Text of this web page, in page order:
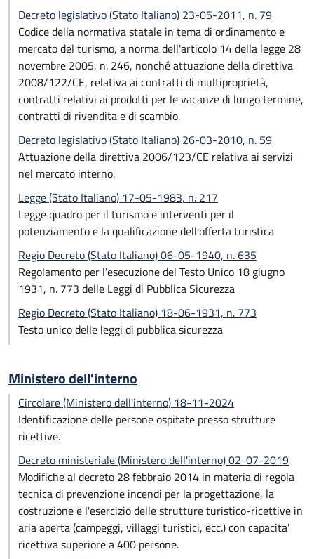
Decreto legislativo (Stato Italiano) 23-05-2011, n. 79
Codice della normativa statale in tema di ordinamento e
mercato del turismo, a norma dell'articolo 14 della legge 28
novembre 2005, n. 246, nonché attuazione della direttiva
2008/122/CE, relativa ai contratti di multiproprietà,
contratti relativi ai prodotti per le vacanze di lungo termine,
contratti di rivendita e di scambio.
Decreto legislativo (Stato Italiano) 26-03-2010, n. 59
Attuazione della direttiva 2006/123/CE relativa ai servizi
nel mercato interno.
Legge (Stato Italiano) 17-05-1983, n. 217
Legge quadro per il turismo e interventi per il
potenziamento e la qualificazione dell'offerta turistica
Regio Decreto (Stato Italiano) 06-05-1940, n. 635
Regolamento per l'esecuzione del Testo Unico 18 giugno
1931, n. 773 delle Leggi di Pubblica Sicurezza
Regio Decreto (Stato Italiano) 18-06-1931, n. 773
Testo unico delle leggi di pubblica sicurezza
Ministero dell'interno
Circolare (Ministero dell'interno) 18-11-2024
Identificazione delle persone ospitate presso strutture
ricettive.
Decreto ministeriale (Ministero dell'interno) 02-07-2019
Modifiche al decreto 28 febbraio 2014 in materia di regola
tecnica di prevenzione incendi per la progettazione, la
costruzione e l'esercizio delle strutture turistico-ricettive in
aria aperta (campeggi, villaggi turistici, ecc.) con capacita'
ricettiva superiore a 400 persone.